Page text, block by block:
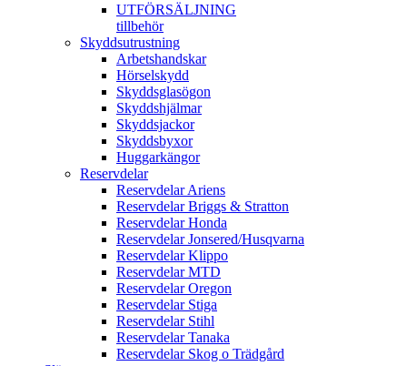
UTFÖRSÄLJNING
tillbehör
Skyddsutrustning
Arbetshandskar
Hörselskydd
Skyddsglasögon
Skyddshjälmar
Skyddsjackor
Skyddsbyxor
Huggarkängor
Reservdelar
Reservdelar Ariens
Reservdelar Briggs & Stratton
Reservdelar Honda
Reservdelar Jonsered/Husqvarna
Reservdelar Klippo
Reservdelar MTD
Reservdelar Oregon
Reservdelar Stiga
Reservdelar Stihl
Reservdelar Tanaka
Reservdelar Skog o Trädgård